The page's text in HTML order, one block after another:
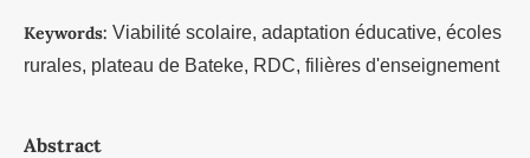
Keywords: Viabilité scolaire, adaptation éducative, écoles
rurales, plateau de Bateke, RDC, filières d'enseignement
Abstract